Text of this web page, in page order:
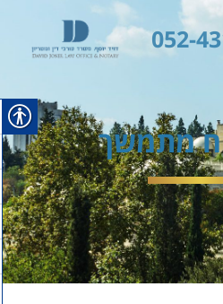
052-
מתמשך